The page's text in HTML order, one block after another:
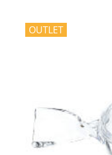
OUTLET